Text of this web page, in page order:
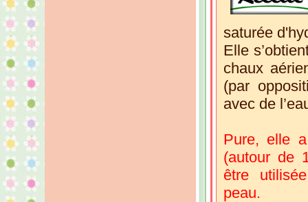
saturée
Elle
chaux
(par
avec de
Pure, elle
(autour de
être
peau.